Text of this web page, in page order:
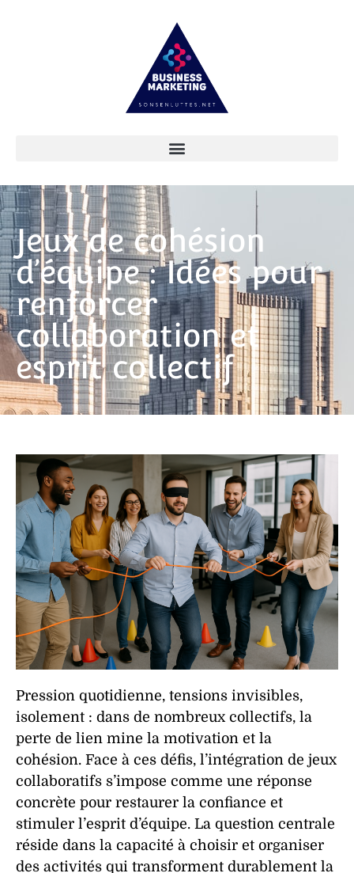
Jeux de cohésion
d’équipe : Idées pour
renforcer
collaboration et
esprit collectif
Pression quotidienne, tensions invisibles,
isolement : dans de nombreux collectifs, la
perte de lien mine la motivation et la
cohésion. Face à ces défis, l’intégration de jeux
collaboratifs s’impose comme une réponse
concrète pour restaurer la confiance et
stimuler l’esprit d’équipe. La question centrale
réside dans la capacité à choisir et organiser
des activités qui transforment durablement la